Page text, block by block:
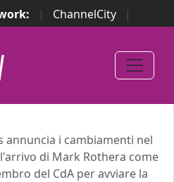
| ChannelCity
|
| Italian Channel
Awards
Italian Security
annuncia i cambiamenti nel
di Mark Rothera come
del CdA per avviare la